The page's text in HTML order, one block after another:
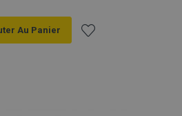
Au Panier